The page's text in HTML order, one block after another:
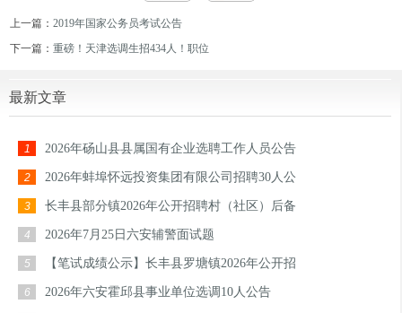
上一篇：2019年国家公务员考试公告
下一篇：重磅！天津选调生招434人！职位
最新文章
1 2026年砀山县县属国有企业选聘工作人员公告
2 2026年蚌埠怀远投资集团有限公司招聘30人公
3 长丰县部分镇2026年公开招聘村（社区）后备
4 2026年7月25日六安辅警面试题
5 【笔试成绩公示】长丰县罗塘镇2026年公开招
6 2026年六安霍邱县事业单位选调10人公告